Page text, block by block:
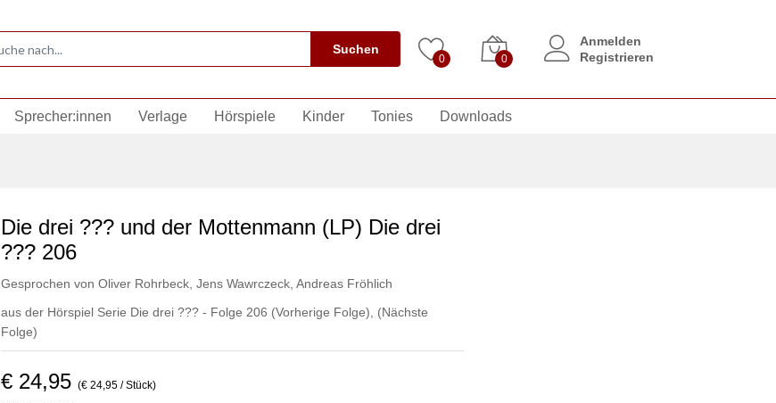
Suchen
0 0
Anmelden
Registrieren
Sprecher:innen Verlage Hörspiele Kinder Tonies Downloads
Die drei ??? und der Mottenmann (LP) Die drei
??? 206
Gesprochen von Oliver Rohrbeck, Jens Wawrczeck, Andreas Fröhlich
aus der Hörspiel Serie Die drei ??? - Folge 206 (Vorherige Folge)
(Nächste
Folge)
€ 24,95 (€ 24,95 / Stück)